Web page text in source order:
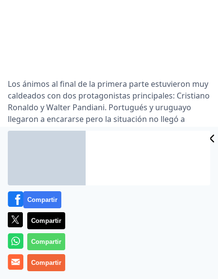
Los ánimos al final de la primera parte estuvieron muy
caldeados con dos protagonistas principales: Cristiano
Ronaldo y Walter Pandiani. Portugués y uruguayo
llegaron a encararse pero la situación no llegó a
mayores gracias a la intervención de Camuñas, Ozil y
Lea el artículo completo en
Compartir
Compartir
Compartir
Compartir